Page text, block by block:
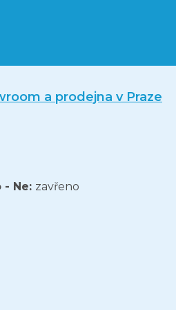
a prodejna v Praze
- Ne: zavřeno